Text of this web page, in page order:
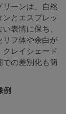
ーンは、自然
とエスプレッ
表情に保ち、
リフ体や余白が
レイシェード
の差別化も簡
例